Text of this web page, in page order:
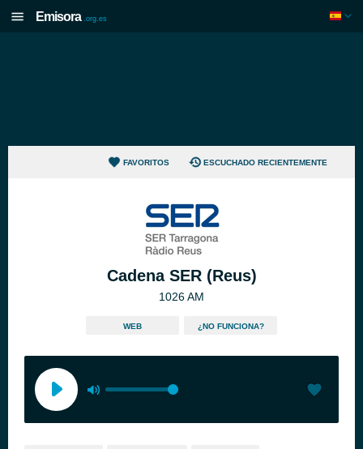
Emisora .org.es
FAVORITOS ESCUCHADO RECIENTEMENTE
Cadena SER (Reus)
1026 AM
WEB ¿NO FUNCIONA?